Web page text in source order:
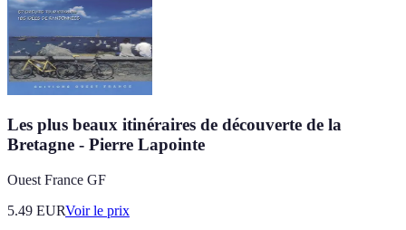
Les plus beaux itinéraires de découverte de la
Bretagne - Pierre Lapointe
Ouest France GF
5.49 EURVoir le prix